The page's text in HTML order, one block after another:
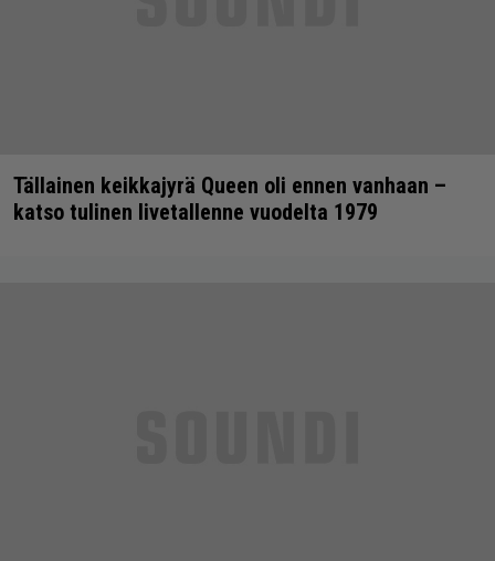
Tällainen keikkajyrä Queen oli ennen vanhaan –
katso tulinen livetallenne vuodelta 1979